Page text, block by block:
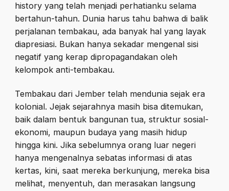
history yang telah menjadi perhatianku selama
bertahun-tahun. Dunia harus tahu bahwa di balik
perjalanan tembakau, ada banyak hal yang layak
diapresiasi. Bukan hanya sekadar mengenal sisi
negatif yang kerap dipropagandakan oleh
kelompok anti-tembakau.
Tembakau dari Jember telah mendunia sejak era
kolonial. Jejak sejarahnya masih bisa ditemukan,
baik dalam bentuk bangunan tua, struktur sosial-
ekonomi, maupun budaya yang masih hidup
hingga kini. Jika sebelumnya orang luar negeri
hanya mengenalnya sebatas informasi di atas
kertas, kini, saat mereka berkunjung, mereka bisa
melihat, menyentuh, dan merasakan langsung